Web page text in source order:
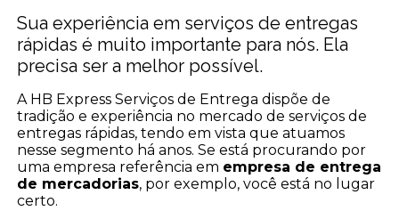
Sua experiência em serviços de entregas
rápidas é muito importante para nós. Ela
precisa ser a melhor possível.
A HB Express Serviços de Entrega dispõe de
tradição e experiência no mercado de serviços de
entregas rápidas, tendo em vista que atuamos
nesse segmento há anos. Se está procurando por
uma empresa referência em empresa de entrega
de mercadorias, por exemplo, você está no lugar
certo.